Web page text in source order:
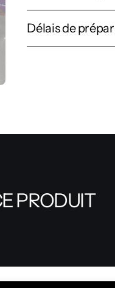
Délais de
PRODUIT